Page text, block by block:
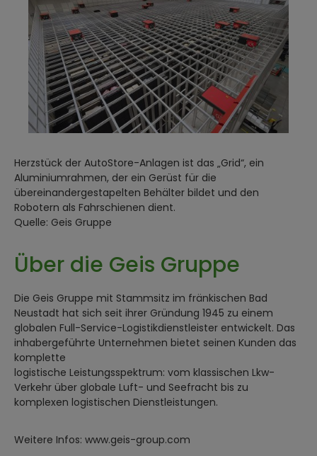
Herzstück der AutoStore-Anlagen ist das „Grid“, ein
Aluminiumrahmen, der ein Gerüst für die
übereinandergestapelten Behälter bildet und den
Robotern als Fahrschienen dient.
Quelle: Geis Gruppe
Über die Geis Gruppe
Die Geis Gruppe mit Stammsitz im fränkischen Bad
Neustadt hat sich seit ihrer Gründung 1945 zu einem
globalen Full-Service-Logistikdienstleister entwickelt. Das
inhabergeführte Unternehmen bietet seinen Kunden das
komplette
logistische Leistungsspektrum: vom klassischen Lkw-
Verkehr über globale Luft- und Seefracht bis zu
komplexen logistischen Dienstleistungen.
Weitere Infos: www.geis-group.com